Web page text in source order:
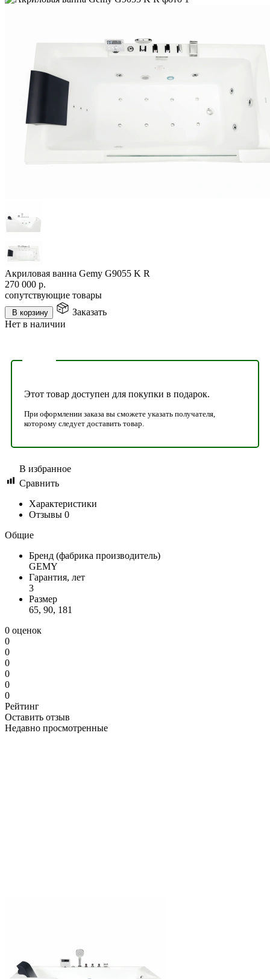
Акриловая ванна Gemy G9055 K R
270 000 р.
сопутствующие товары
В корзину
Заказать
Нет в наличии
Этот товар доступен для покупки в подарок.
При оформлении заказа вы сможете указать получателя,
которому следует доставить товар.
В избранное
Сравнить
Характеристики
Отзывы 0
Общие
Бренд (фабрика производитель)
GEMY
Гарантия, лет
3
Размер
65, 90, 181
0 оценок
0
0
0
0
0
0
Рейтинг
Оставить отзыв
Недавно просмотренные